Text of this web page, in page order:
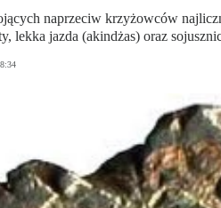
naprzeciw krzyżowców
lekka jazda (akindżas) oraz